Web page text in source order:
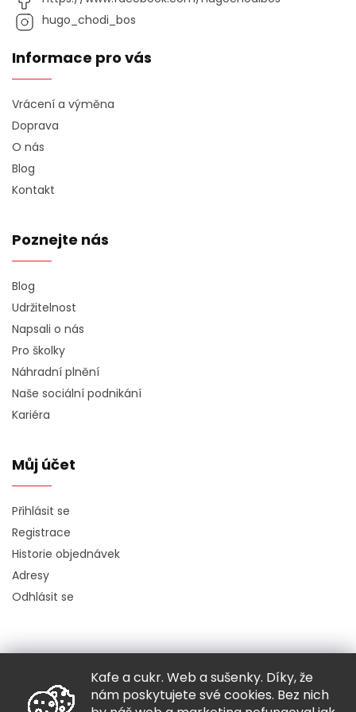
Kafe a cukr. Web a sušenky. Díky, že
nám poskytujete své cookies. Bez nich
hugo_chodi_bos
Informace pro vás
Vrácení a výměna
Doprava
O nás
Blog
Kontakt
Poznejte nás
Blog
Udržitelnost
Napsali o nás
Pro školky
Náhradní plnění
Naše sociální podnikání
Kariéra
Můj účet
Přihlásit se
Registrace
Historie objednávek
Adresy
Odhlásit se
Copyright 2026Hugo chodí bos. Všechna práva vyhrazena.
Grafický návrh vytvořil a nakódovalShoptak.cz